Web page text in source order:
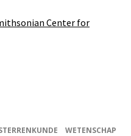
Center for
WETENSCHAP